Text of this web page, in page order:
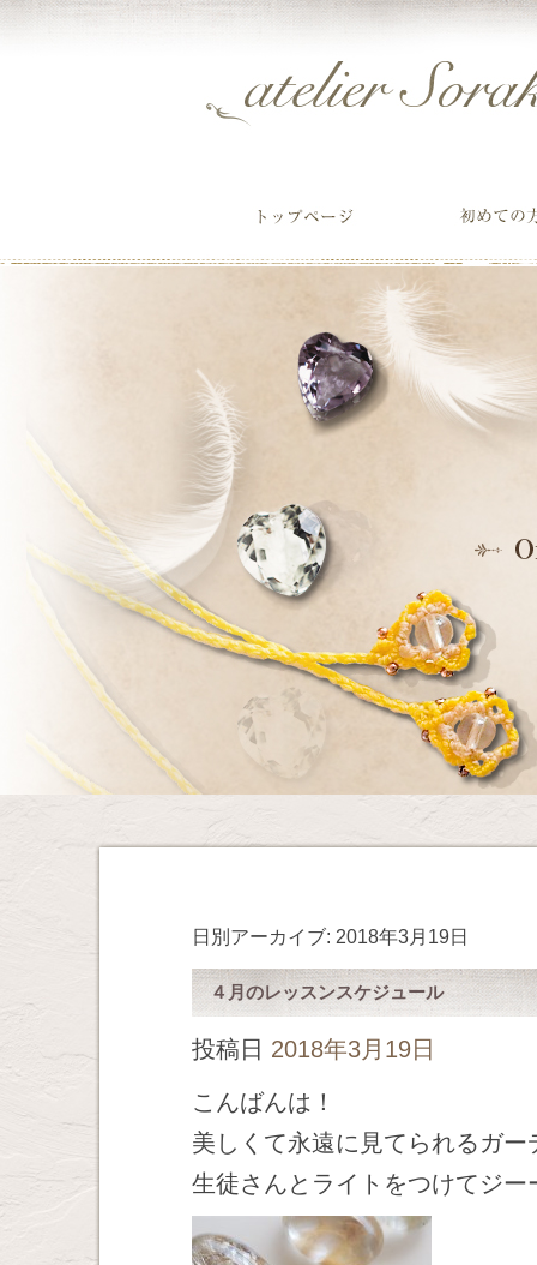
日別アーカイブ: 2018年3月19日
４月のレッスンスケジュール
投稿日 2018年3月19日
こんばんは！
美しくて永遠に見てられるガ
生徒さんとライトをつけてジ